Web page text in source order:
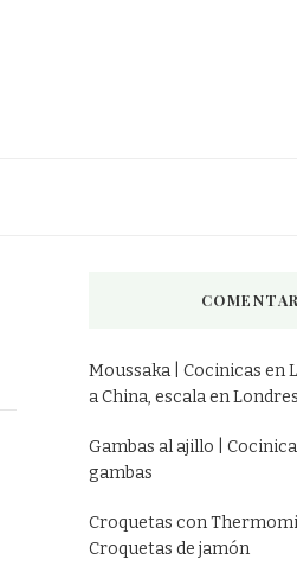
Moussaka | Cocinicas en
a China, escala en
Gambas al ajillo |
gambas
Croquetas con
Croquetas de jamón